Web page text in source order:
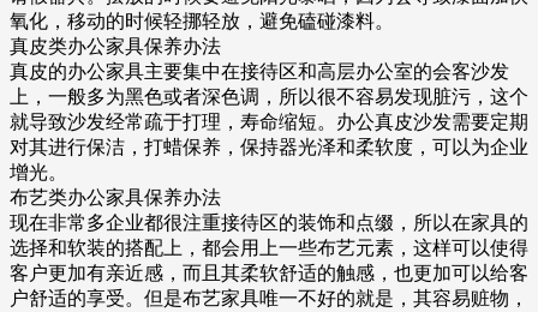
氧化，移动的时候轻挪轻放，避免磕碰漆料。
真皮类办公家具保养办法
真皮的办公家具主要集中在接待区和高层办公室的会客沙发
上，一般多为黑色或者深色调，所以很不容易发现脏污，这个
就导致沙发经常疏于打理，寿命缩短。办公真皮沙发需要定期
对其进行保洁，打蜡保养，保持器光泽和柔软度，可以为企业
增光。
布艺类办公家具保养办法
现在非常多企业都很注重接待区的装饰和点缀，所以在家具的
选择和软装的搭配上，都会用上一些布艺元素，这样可以使得
客户更加有亲近感，而且其柔软舒适的触感，也更加可以给客
户舒适的享受。但是布艺家具唯一不好的就是，其容易赃物，